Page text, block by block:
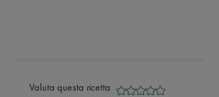
Valuta questa ricetta